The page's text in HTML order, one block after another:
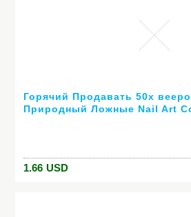
Горячий Продавать 50x
Природный Ложные Nail Art
1.66 USD